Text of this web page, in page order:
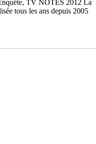
TV NOTES 2012 La
tous les ans depuis 2005